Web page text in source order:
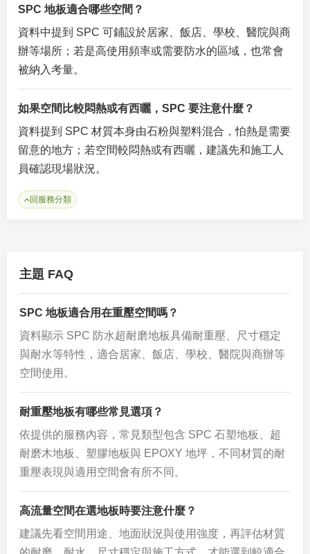
SPC 地板適合哪些空間？
資料中提到 SPC 可鋪設於居家、飯店、學校、醫院與商
辦等場所；若是高使用頻率或需要防水的區域，也常會
被納入考量。
如果空間比較悶熱或有西曬，SPC 要注意什麼？
資料提到 SPC 材質本身由石粉與塑料混合，怕熱是需要
留意的地方；若空間較悶熱或有西曬，建議先和施工人
員確認現場狀況。
回服務分類
主題 FAQ
SPC 地板適合用在重壓空間嗎？
資料顯示 SPC 防水超耐磨地板具備耐重壓、尺寸穩定
與耐水等特性，適合居家、飯店、學校、醫院與商辦等
空間使用。
耐重壓地板有哪些常見選項？
依提供的服務內容，常見類型包含 SPC 石塑地板、超
耐磨木地板、塑膠地板與 EPOXY 地坪，不同材質的耐
重壓表現與適用空間會有所不同。
高流量空間在選地板時要注意什麼？
建議先看空間用途、地面狀況與使用強度，再評估材質